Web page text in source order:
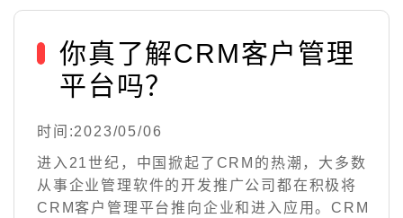
你真了解CRM客户管理
平台吗？
时间:2023/05/06
进入21世纪，中国掀起了CRM的热潮，大多数
从事企业管理软件的开发推广公司都在积极将
CRM客户管理平台推向企业和进入应用。CRM